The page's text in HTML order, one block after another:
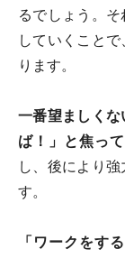
るでしょう。
していくこと
ります。
一番望ましく
ば！」と焦っ
し、後により
す。
「ワークをす